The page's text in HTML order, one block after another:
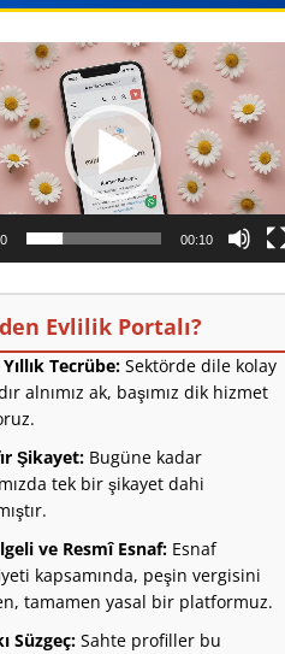
00:10
Evlilik Portalı?
Yıllık Tecrübe:Sektörde dile kolay
alnımız ak, başımız dik hizmet
Şikayet:Bugüne kadar
tek bir şikayet dahi
ve Resmî Esnaf:Esnaf
kapsamında, peşin vergisini
tamamen yasal bir platformuz.
Süzgeç:Sahte profiller bu